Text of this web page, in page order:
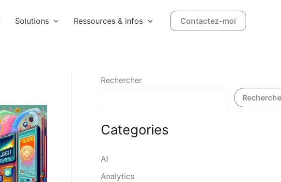
Solutions Ressources & infos Contactez-moi
Rechercher
Categories
AI
Analytics